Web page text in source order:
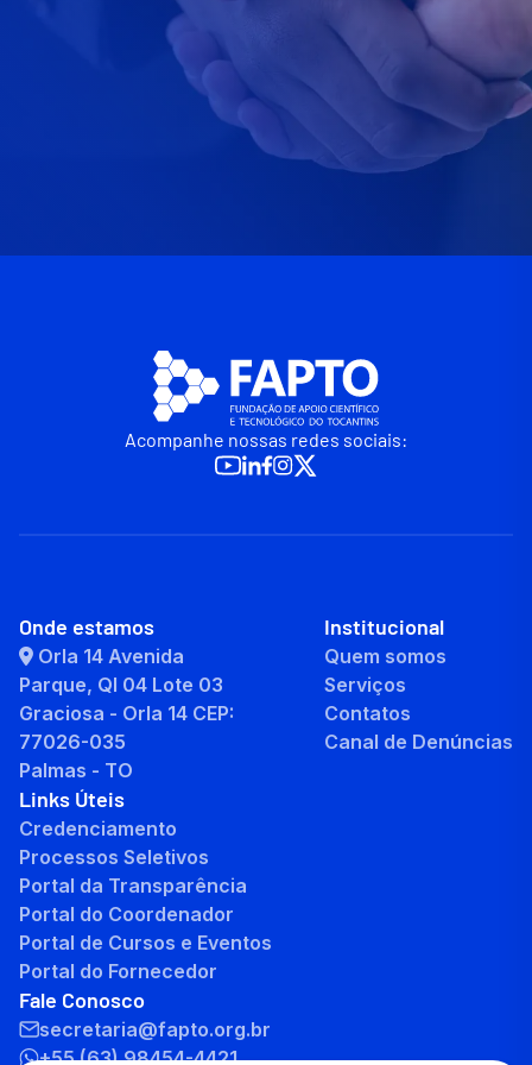
Acompanhe nossas redes sociais:
Onde estamos
Orla 14 Avenida
Parque, QI 04 Lote 03
Graciosa - Orla 14 CEP:
77026-035
Palmas - TO
Institucional
Quem somos
Serviços
Contatos
Canal de Denúncias
Links Úteis
Credenciamento
Processos Seletivos
Portal da Transparência
Portal do Coordenador
Portal de Cursos e Eventos
Portal do Fornecedor
Fale Conosco
secretaria@fapto.org.br
+55 (63) 98454-4421